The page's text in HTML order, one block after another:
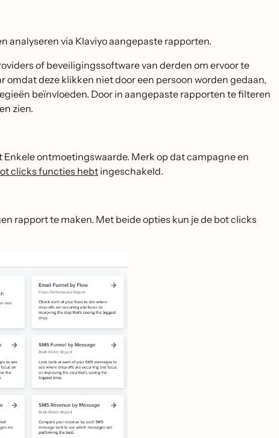
analyseren via Klaviyo aangepaste rapporten.
of beveiligingssoftware van derden om ervoor te
deze klikken niet door een persoon worden gedaan,
beïnvloeden. Door in aangepaste rapporten te filteren
zien.
ontmoetingswaarde. Merk op dat campagne en
clicks functies hebt ingeschakeld.
rapport te maken. Met beide opties kun je de bot clicks